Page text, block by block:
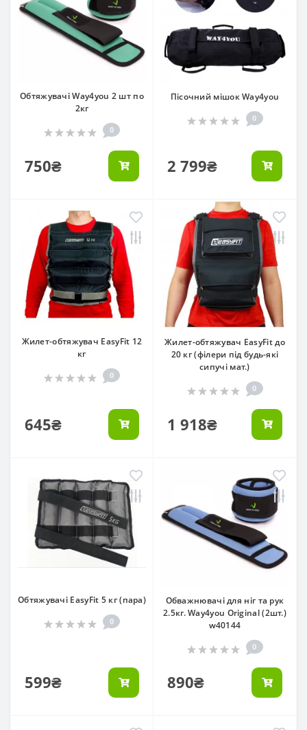
Обтяжувачі Way4you 2 шт по
2кг
0
750₴
Пісочний мішок Way4you
0
2 799₴
Жилет-обтяжувач EasyFit 12
кг
0
645₴
Жилет-обтяжувач EasyFit до
20 кг (філери під будь-які
сипучі мат.)
0
1 918₴
Обтяжувачі EasyFit 5 кг (пара)
0
599₴
Обважнювачі для ніг та рук
2.5кг. Way4you Original (2шт.)
w40144
0
890₴